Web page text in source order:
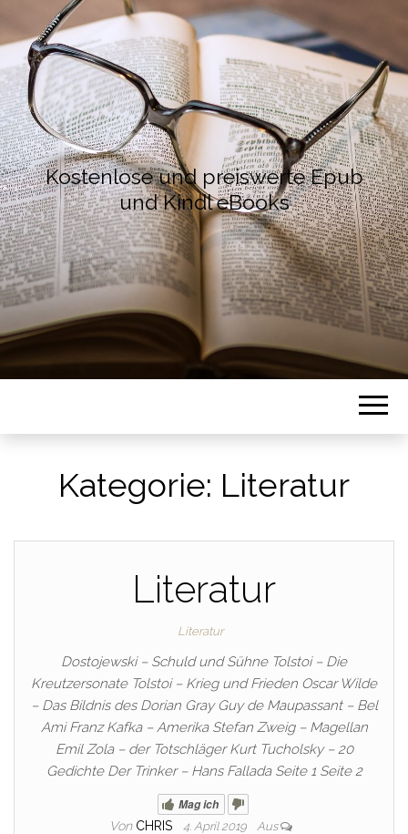
Kostenlose und preiswerte Epub
und Kindl eBooks
Kategorie: Literatur
Literatur
Literatur
Dostojewski – Schuld und Sühne Tolstoi – Die
Kreutzersonate Tolstoi – Krieg und Frieden Oscar Wilde
– Das Bildnis des Dorian Gray Guy de Maupassant – Bel
Ami Franz Kafka – Amerika Stefan Zweig – Magellan
Emil Zola – der Totschläger Kurt Tucholsky – 20
Gedichte Der Trinker – Hans Fallada Seite 1 Seite 2
Mag ich
Von CHRIS 4. April 2019 Aus